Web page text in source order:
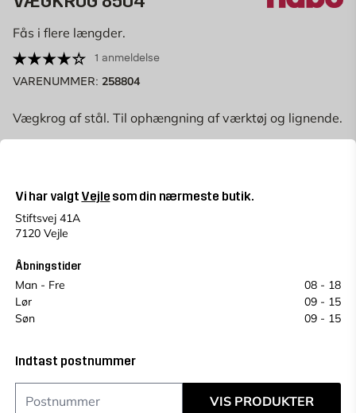
Vi har valgt Vejle som din nærmeste butik.
Stiftsvej 41A
7120 Vejle
Åbningstider
Man - Fre
08 - 18
Lør
09 - 15
Søn
09 - 15
Indtast postnummer
VIS PRODUKTER
Fås i flere længder.
1 anmeldelse
VARENUMMER: 258804
Vægkrog af stål. Til ophængning af værktøj og lignende.
Vejle
Vælg en alternativ for at se antal
Se saldo i andre butikker
Et plukkegebyr på 49 kr vil blive tilføjet på vores
butiksprodukter.
24,95 KR.